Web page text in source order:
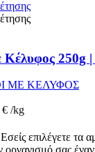
250g |
ΜΕ ΚΕΛΥΦΟΣ
€ /kg
επιλέγετε τα